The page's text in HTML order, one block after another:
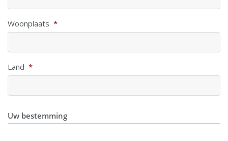
Woonplaats *
Land *
Uw bestemming